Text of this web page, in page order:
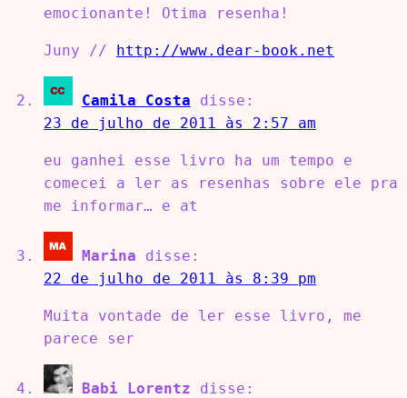
emocionante! Otima resenha!
Juny // http://www.dear-book.net
Camila Costa
disse:
23 de julho de 2011 às 2:57 am
eu ganhei esse livro ha um tempo e
comecei a ler as resenhas sobre ele pra
me informar… e at
Marina
disse:
22 de julho de 2011 às 8:39 pm
Muita vontade de ler esse livro, me
parece ser
Babi Lorentz
disse: